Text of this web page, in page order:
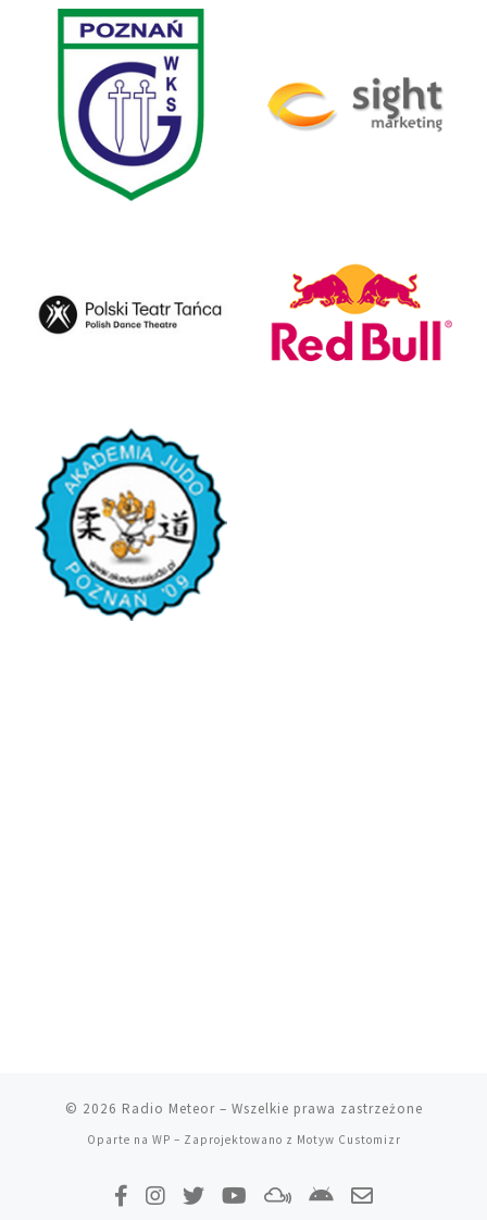
© 2026 Radio Meteor– Wszelkie prawa zastrzeżone
Oparte na WP – Zaprojektowano z Motyw Customizr